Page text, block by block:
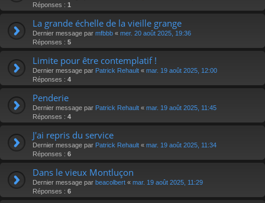
Réponses : 1
La grande échelle de la vieille grange
Dernier message par mfbbb « mer. 20 août 2025, 19:36
Réponses : 5
Limite pour être contemplatif !
Dernier message par Patrick Rehault « mar. 19 août 2025, 12:00
Réponses : 4
Penderie
Dernier message par Patrick Rehault « mar. 19 août 2025, 11:45
Réponses : 4
J'ai repris du service
Dernier message par Patrick Rehault « mar. 19 août 2025, 11:34
Réponses : 6
Dans le vieux Montluçon
Dernier message par beacolbert « mar. 19 août 2025, 11:29
Réponses : 6